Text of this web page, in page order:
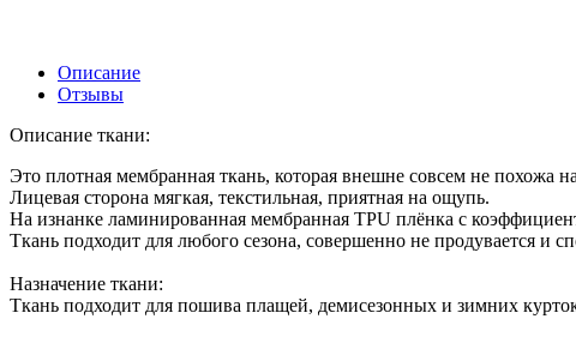
Описание
Отзывы
Описание ткани:
Это плотная мембранная ткань, которая внешне совсем не похожа
Лицевая сторона мягкая, текстильная, приятная на ощупь.
На изнанке ламинированная мембранная TPU плёнка с
Ткань подходит для любого сезона, совершенно не продувается и
Назначение ткани:
Ткань подходит для пошива плащей, демисезонных и зимних